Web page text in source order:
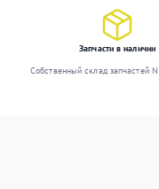
Запчасти в наличии
Собственный склад запчастей